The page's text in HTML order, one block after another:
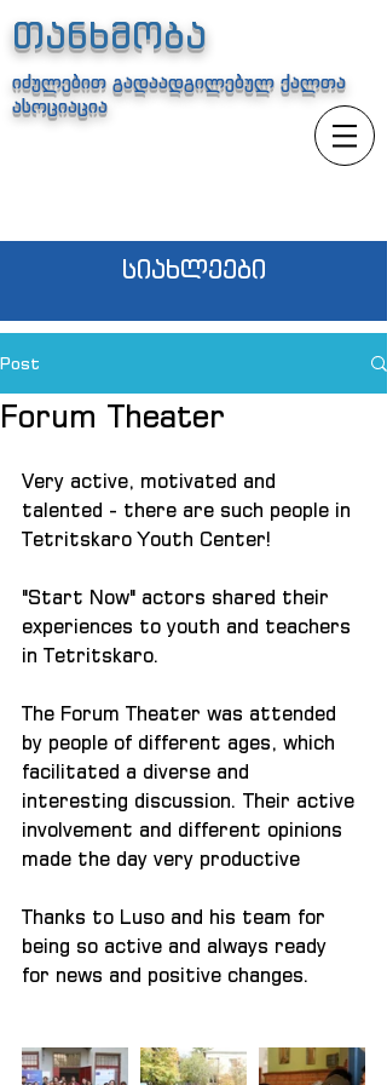
თანხმობა
იძულებით გადაადგილებულ ქალთა
ასოციაცია
სიახლეები
Post
Forum Theater
Very active, motivated and
talented - there are such people in
Tetritskaro Youth Center!
"Start Now" actors shared their
experiences to youth and teachers
in Tetritskaro.
The Forum Theater was attended
by people of different ages, which
facilitated a diverse and
interesting discussion. Their active
involvement and different opinions
made the day very productive
Thanks to Luso and his team for
being so active and always ready
for news and positive changes.